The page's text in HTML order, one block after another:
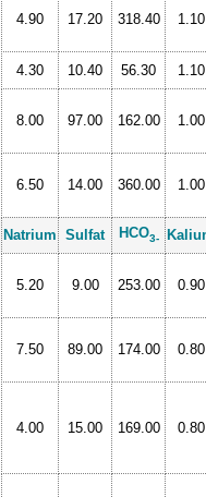
4.90 17.20 318.40 1.10
4.30 10.40 56.30 1.10
8.00 97.00 162.00 1.00
6.50 14.00 360.00 1.00
Natrium Sulfat HCO3-
5.20 9.00 253.00 0.90
7.50 89.00 174.00 0.80
4.00 15.00 169.00 0.80